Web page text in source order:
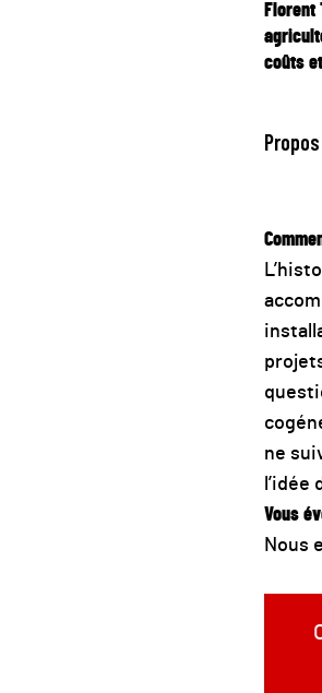
coûts
ne
Vous
Nous